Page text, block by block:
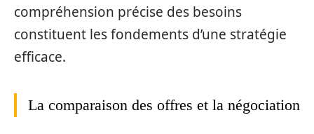
compréhension précise des besoins
constituent les fondements d’une stratégie
efficace.
La comparaison des offres et la négociation